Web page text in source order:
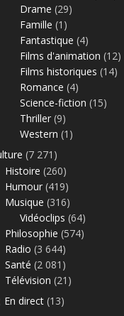
Drame (29)
Famille (1)
Fantastique (4)
Films d'animation (12)
Films historiques (14)
Romance (4)
Science-fiction (15)
Thriller (9)
Western (1)
(7 271)
Histoire (260)
Humour (419)
Musique (316)
Vidéoclips (64)
Philosophie (574)
Radio (3 644)
Santé (2 081)
Télévision (21)
En direct(13)